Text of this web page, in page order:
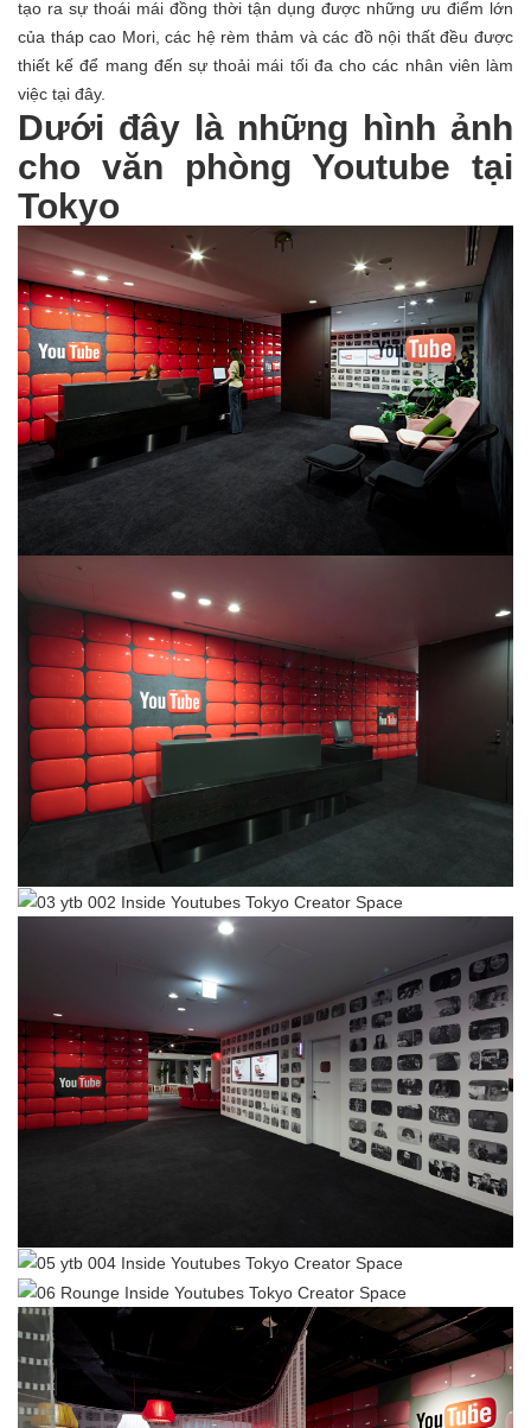
tạo ra sự thoái mái đồng thời tận dụng được những ưu điểm lớn
của tháp cao Mori, các hệ rèm thảm và các đồ nội thất đều được
thiết kế để mang đến sự thoải mái tối đa cho các nhân viên làm
việc tại đây.
Dưới đây là những hình ảnh
cho văn phòng Youtube tại
Tokyo